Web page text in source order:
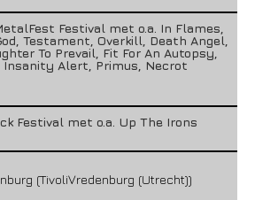
Festival met o.a. In Flames,
Testament, Overkill, Death Angel,
To Prevail, Fit For An Autopsy,
Insanity Alert, Primus, Necrot
Festival met o.a. Up The Irons
(TivoliVredenburg (Utrecht))